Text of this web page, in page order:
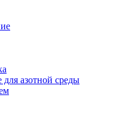
для азотной среды